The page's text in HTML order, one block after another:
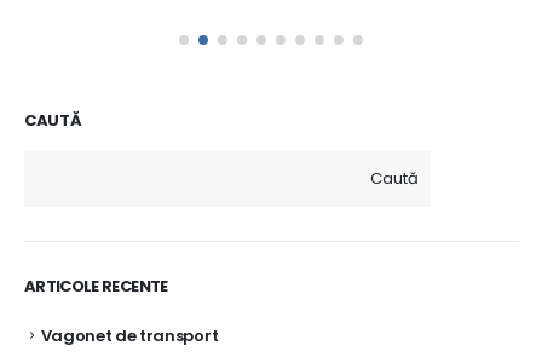
CAUTĂ
Caută
ARTICOLE RECENTE
Vagonet de transport